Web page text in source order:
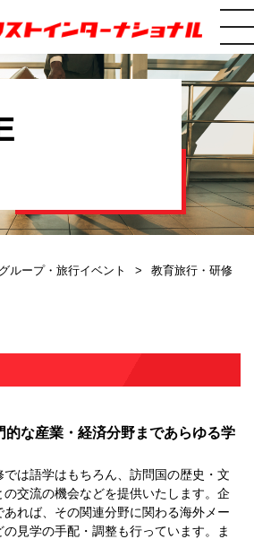
グループ・旅行イベント
教育旅行・研修
な産業・経済分野まであらゆる学
は語学はもちろん、訪問国の歴史・文
交流の機会などを提供いたします。企
れば、その関連分野に関わる海外メー
見学の手配・調整も行っています。​ま